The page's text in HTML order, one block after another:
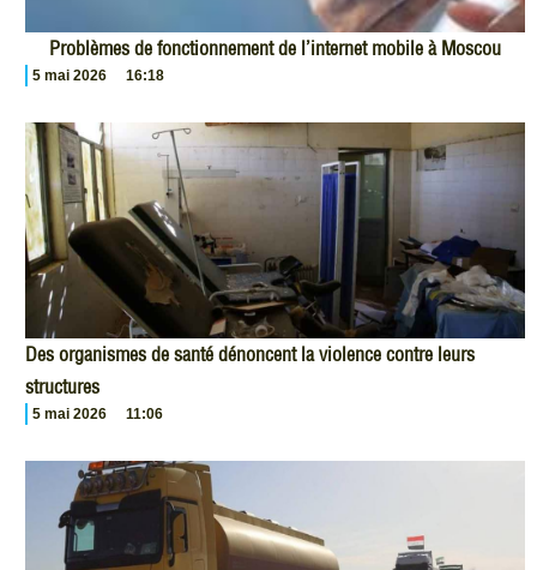
Problèmes de fonctionnement de l’internet mobile à Moscou
5 mai 2026 16:18
Des organismes de santé dénoncent la violence contre leurs
structures
5 mai 2026 11:06